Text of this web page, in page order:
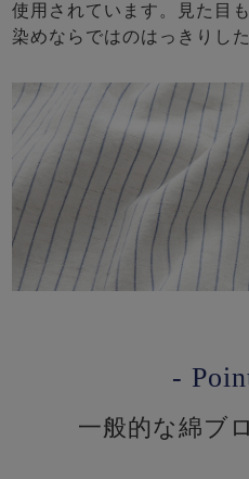
使用されています。見た目
染めならではのはっきりし
-
一般的な綿ブ